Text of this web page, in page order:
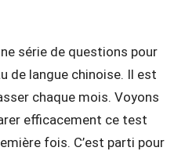
série de questions pour
de langue chinoise. Il est
chaque mois. Voyons
efficacement ce test
fois. C’est parti pour